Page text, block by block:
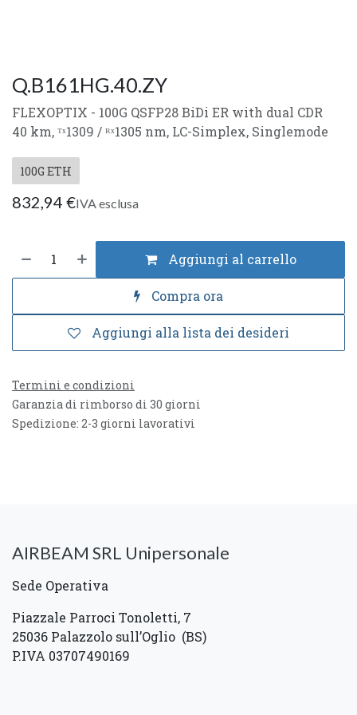
Q.B161HG.40.ZY
FLEXOPTIX - 100G QSFP28 BiDi ER with dual CDR
40 km, ᵀˣ1309 / ᴿˣ1305 nm, LC-Simplex, Singlemode
100G ETH
832,94 €IVA esclusa
Aggiungi al carrello
Compra ora
Aggiungi alla lista dei desideri
Termini e condizioni
Garanzia di rimborso di 30 giorni
Spedizione: 2-3 giorni lavorativi
AIRBEAM SRL Unipersonale
Sede Operativa
Piazzale Parroci Tonoletti, 7
25036 Palazzolo sull’Oglio (BS)
P.IVA 03707490169